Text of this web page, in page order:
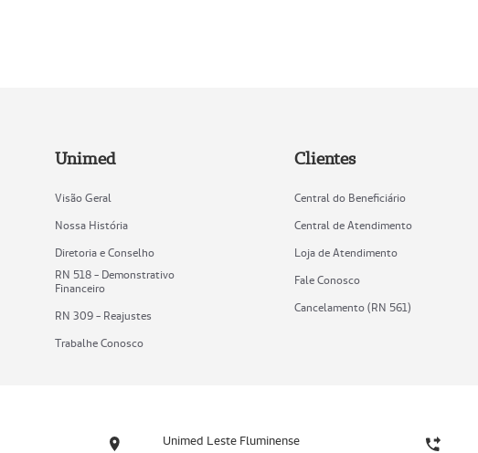
Unimed
Visão Geral
Nossa História
Diretoria e Conselho
RN 518 - Demonstrativo
Financeiro
RN 309 - Reajustes
Trabalhe Conosco
Clientes
Central do Beneficiário
Central de Atendimento
Loja de Atendimento
Fale Conosco
Cancelamento (RN 561)
Unimed Leste Fluminense